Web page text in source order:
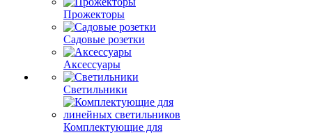
Прожекторы
Садовые розетки
Аксессуары
Светильники
Комплектующие для